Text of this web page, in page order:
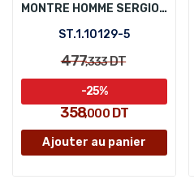
MONTRE HOMME SERGIO TACCHINI ST.1.10129-5
ST.1.10129-5
477,333DT
358,000DT
-25%
Ajouter au panier